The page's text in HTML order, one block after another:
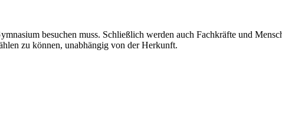
besuchen muss. Schließlich werden auch Fachkräfte und
zu können, unabhängig von der Herkunft.